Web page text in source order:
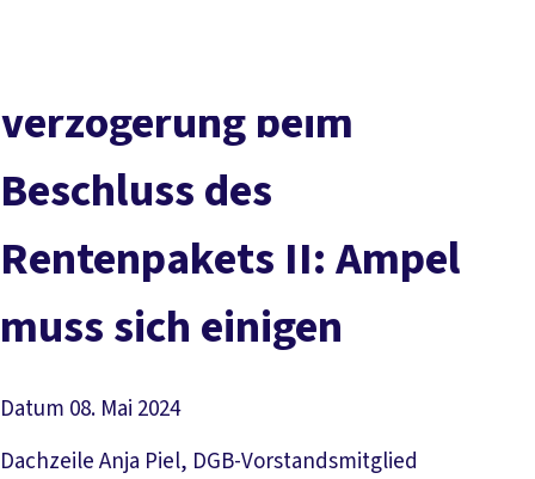
Service
Verzögerung beim
Beschluss des
Rentenpakets II: Ampel
muss sich einigen
Datum 08. Mai 2024
DachzeileAnja Piel, DGB-Vorstandsmitglied